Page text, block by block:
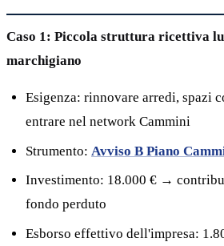
Caso 1: Piccola struttura ricettiva
marchigiano
Esigenza: rinnovare arredi, spazi
entrare nel network Cammini
Strumento: Avviso B Piano
Investimento: 18.000 € →
fondo perduto
Esborso effettivo dell'impresa: